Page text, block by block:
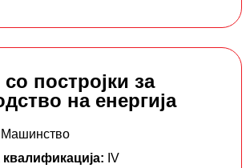
постројки за
на енергија
Машинство
IV